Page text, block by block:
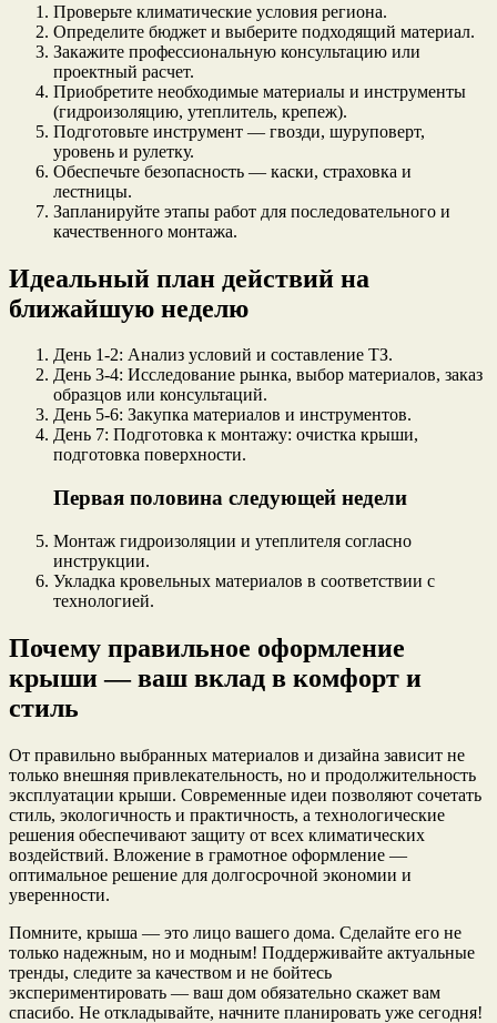
Проверьте климатические условия региона.
Определите бюджет и выберите подходящий материал.
Закажите профессиональную консультацию или
проектный расчет.
Приобретите необходимые материалы и инструменты
(гидроизоляцию, утеплитель, крепеж).
Подготовьте инструмент — гвозди, шуруповерт,
уровень и рулетку.
Обеспечьте безопасность — каски, страховка и
лестницы.
Запланируйте этапы работ для последовательного и
качественного монтажа.
Идеальный план действий на
ближайшую неделю
День 1-2: Анализ условий и составление ТЗ.
День 3-4: Исследование рынка, выбор материалов, заказ
образцов или консультаций.
День 5-6: Закупка материалов и инструментов.
День 7: Подготовка к монтажу: очистка крыши,
подготовка поверхности.
Первая половина следующей недели
Монтаж гидроизоляции и утеплителя согласно
инструкции.
Укладка кровельных материалов в соответствии с
технологией.
Почему правильное оформление
крыши — ваш вклад в комфорт и
стиль
От правильно выбранных материалов и дизайна зависит не
только внешняя привлекательность, но и продолжительность
эксплуатации крыши. Современные идеи позволяют сочетать
стиль, экологичность и практичность, а технологические
решения обеспечивают защиту от всех климатических
воздействий. Вложение в грамотное оформление —
оптимальное решение для долгосрочной экономии и
уверенности.
Помните, крыша — это лицо вашего дома. Сделайте его не
только надежным, но и модным! Поддерживайте актуальные
тренды, следите за качеством и не бойтесь
экспериментировать — ваш дом обязательно скажет вам
спасибо. Не откладывайте, начните планировать уже сегодня!